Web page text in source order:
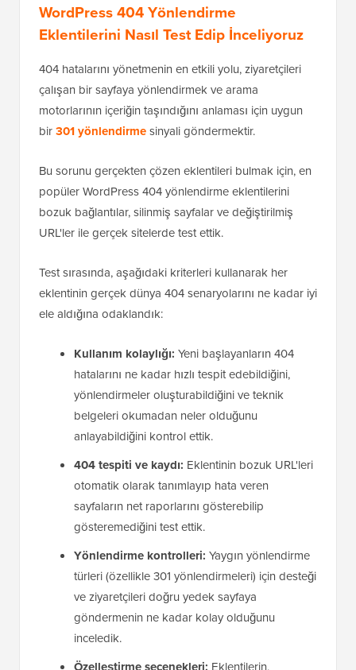
WordPress 404 Yönlendirme
Eklentilerini Nasıl Test Edip İnceliyoruz
404 hatalarını yönetmenin en etkili yolu, ziyaretçileri
çalışan bir sayfaya yönlendirmek ve arama
motorlarının içeriğin taşındığını anlaması için uygun
bir301 yönlendirmesinyali göndermektir.
Bu sorunu gerçekten çözen eklentileri bulmak için, en
popüler WordPress 404 yönlendirme eklentilerini
bozuk bağlantılar, silinmiş sayfalar ve değiştirilmiş
URL'ler ile gerçek sitelerde test ettik.
Test sırasında, aşağıdaki kriterleri kullanarak her
eklentinin gerçek dünya 404 senaryolarını ne kadar iyi
ele aldığına odaklandık:
Kullanım kolaylığı: Yeni başlayanların 404
hatalarını ne kadar hızlı tespit edebildiğini,
yönlendirmeler oluşturabildiğini ve teknik
belgeleri okumadan neler olduğunu
anlayabildiğini kontrol ettik.
404 tespiti ve kaydı: Eklentinin bozuk URL'leri
otomatik olarak tanımlayıp hata veren
sayfaların net raporlarını gösterebilip
gösteremediğini test ettik.
Yönlendirme kontrolleri: Yaygın yönlendirme
türleri (özellikle 301 yönlendirmeleri) için desteği
ve ziyaretçileri doğru yedek sayfaya
göndermenin ne kadar kolay olduğunu
inceledik.